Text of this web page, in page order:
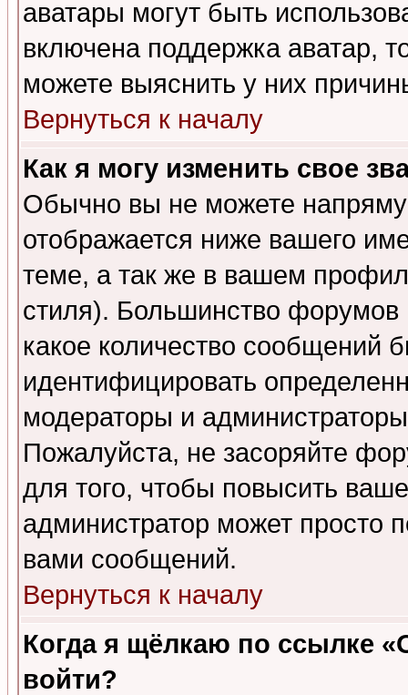
аватары могут быть
включена поддержка аватар,
можете выяснить у них
Вернуться к началу
Как я могу изменить свое
Обычно вы не можете
отображается ниже вашего
теме, а так же в вашем
стиля). Большинство форумов
какое количество сообщений
идентифицировать
модераторы и
Пожалуйста, не засоряйте
для того, чтобы повысить
администратор может просто
вами сообщений.
Вернуться к началу
Когда я щёлкаю по ссылке
войти?